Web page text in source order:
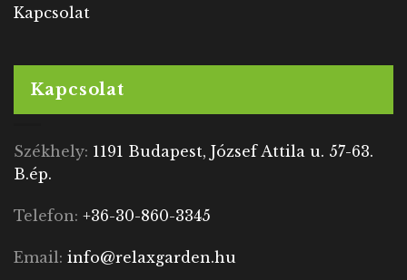
Kapcsolat
Kapcsolat
Székhely: 1191 Budapest, József Attila u. 57-63.
B.ép.
Telefon: +36-30-860-3345
Email: info@relaxgarden.hu